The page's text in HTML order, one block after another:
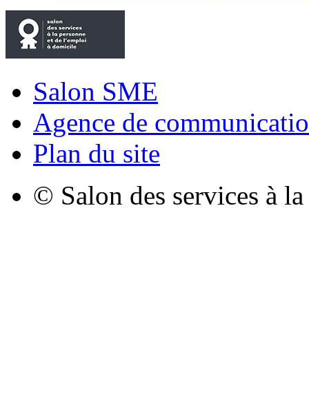
Salon SME
Agence de
Plan du site
© Salon des services à